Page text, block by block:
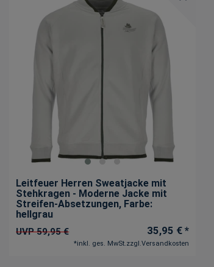
Leitfeuer Herren Sweatjacke mit
Stehkragen - Moderne Jacke mit
Streifen-Absetzungen, Farbe:
hellgrau
UVP 59,95 € 35,95 € *
*inkl. ges. MwSt.zzgl.Versandkosten